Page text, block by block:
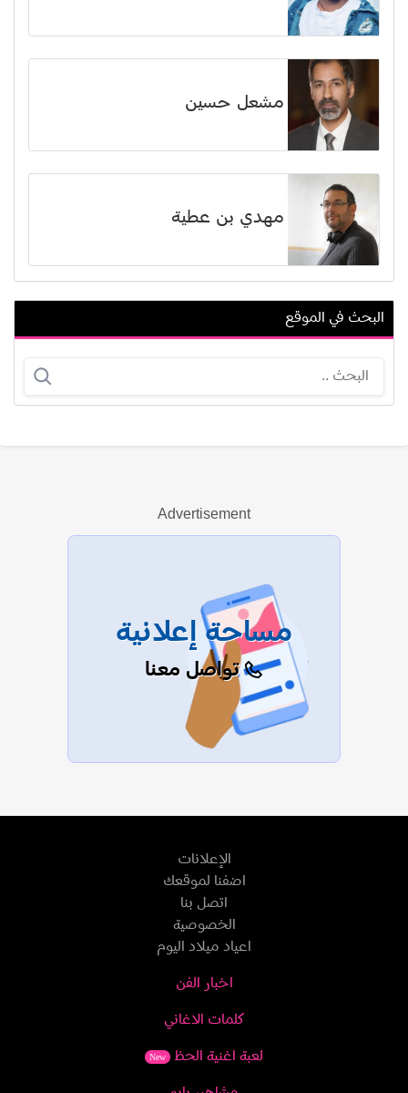
مشعل حسين
مهدي بن عطية
رضا الباهي
عرض الكل
البحث في الموقع
Advertisement
مساحة إعلانية
تواصل معنا
الإعلانات
اضفنا لموقعك
اتصل بنا
الخصوصية
اعياد ميلاد اليوم
اخبار الفن
كلمات الاغاني
لعبة اغنية الحظ New